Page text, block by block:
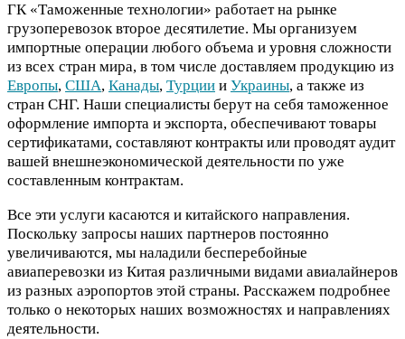
ГК «Таможенные технологии» работает на рынке
грузоперевозок второе десятилетие. Мы организуем
импортные операции любого объема и уровня сложности
из всех стран мира, в том числе доставляем продукцию из
Европы, США, Канады, Турции и Украины, а также из
стран СНГ. Наши специалисты берут на себя таможенное
оформление импорта и экспорта, обеспечивают товары
сертификатами, составляют контракты или проводят аудит
вашей внешнеэкономической деятельности по уже
составленным контрактам.
Все эти услуги касаются и китайского направления.
Поскольку запросы наших партнеров постоянно
увеличиваются, мы наладили бесперебойные
авиаперевозки из Китая различными видами авиалайнеров
из разных аэропортов этой страны. Расскажем подробнее
только о некоторых наших возможностях и направлениях
деятельности.